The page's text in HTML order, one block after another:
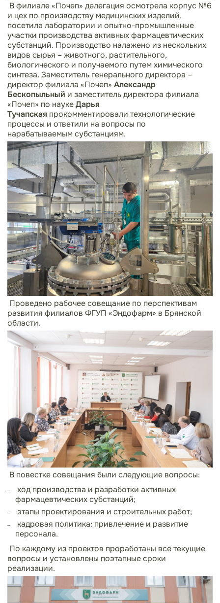
В филиале «Почеп» делегация осмотрела корпус №6
и цех по производству медицинских изделий,
посетила лаборатории и опытно-промышленные
участки производства активных фармацевтических
субстанций. Производство налажено из нескольких
видов сырья – животного, растительного,
биологического и получаемого путем химического
синтеза. Заместитель генерального директора –
директор филиала «Почеп» Александр
Бескопыльный и заместитель директора филиала
«Почеп» по наукеДарья
Тучапская прокомментировали технологические
процессы и ответили на вопросы по
нарабатываемым субстанциям.
Проведено рабочее совещание по перспективам
развития филиалов ФГУП «Эндофарм» в Брянской
области.
В повестке совещания были следующие вопросы:
ход производства и разработки активных
фармацевтических субстанций;
этапы проектирования и строительных работ;
кадровая политика: привлечение и развитие
персонала.
По каждому из проектов проработаны все текущие
вопросы и установлены поэтапные сроки
реализации.